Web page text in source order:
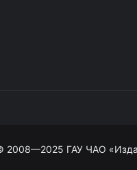
2008—2025 ГАУ ЧАО